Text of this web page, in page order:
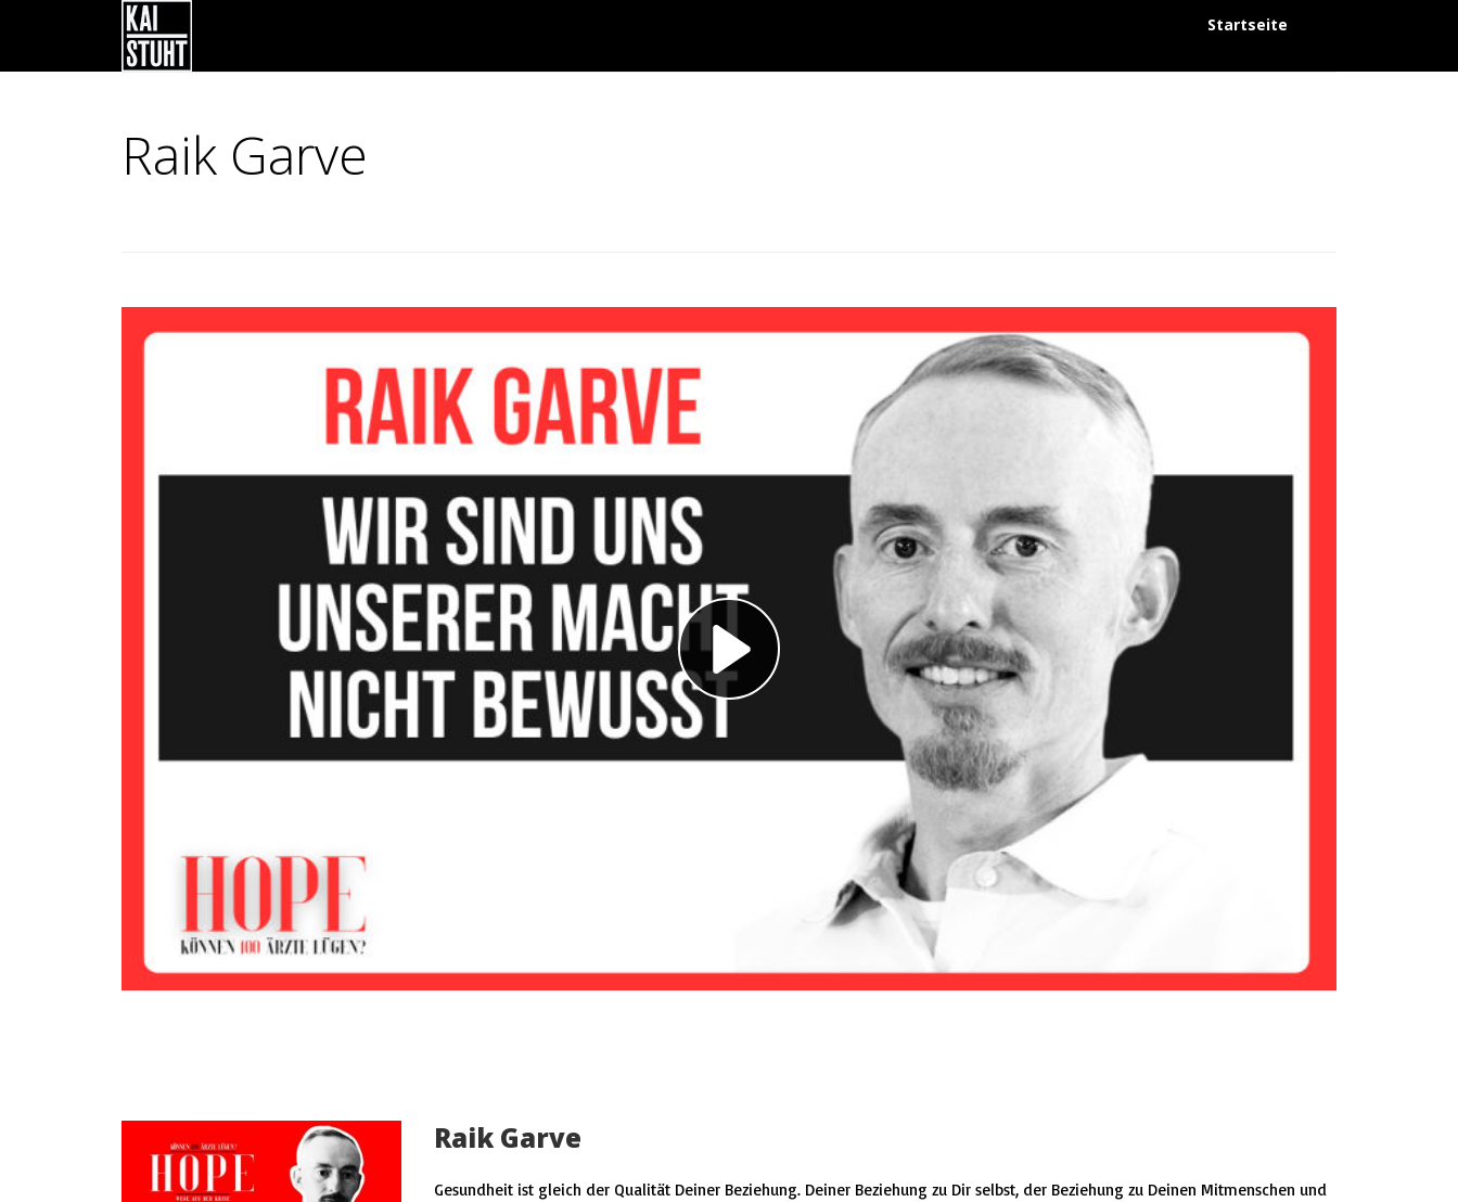
Startseite
Raik Garve
Raik Garve
Gesundheit ist gleich der Qualität Deiner Beziehung. Deiner Beziehung zu Dir selbst, der Beziehung zu Deinen Mitmenschen und